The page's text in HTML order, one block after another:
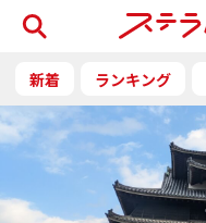
検索
新着 ランキング